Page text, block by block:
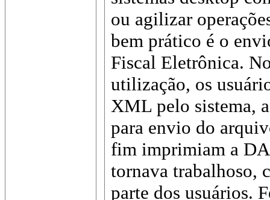
ou agilizar
bem prático é o
Fiscal Eletrônica.
utilização, os
XML pelo sistema,
para envio do
fim imprimiam a
tornava trabalhoso,
parte dos usuários.